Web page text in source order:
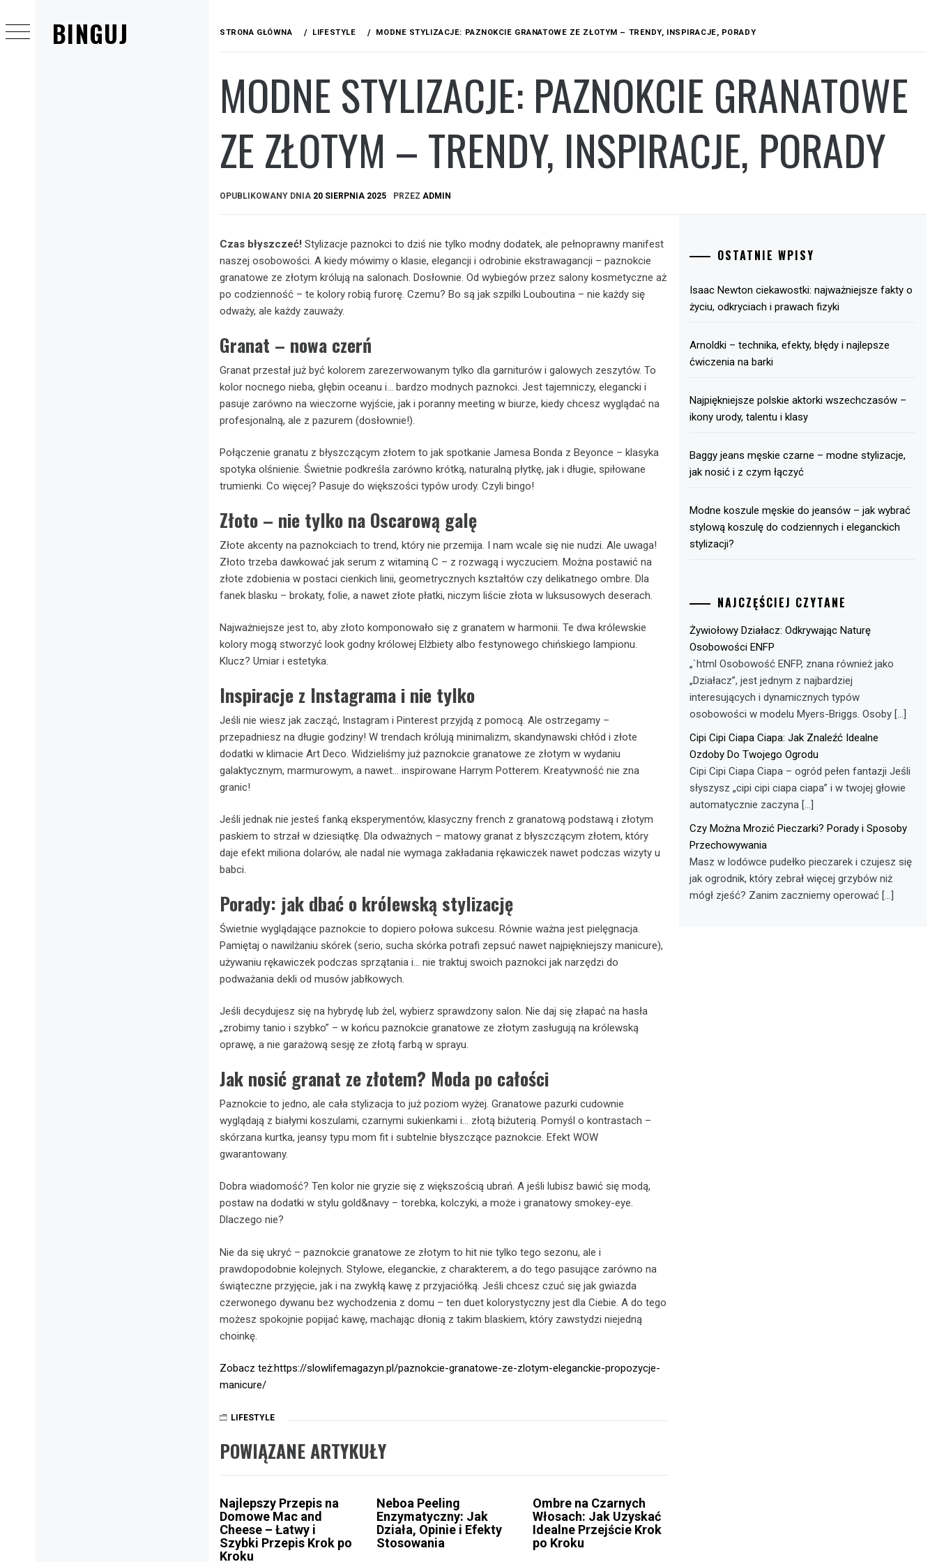
BINGUJ
do
treści
STRONA GŁÓWNA LIFESTYLE MODNE STYLIZACJE: PAZNOKCIE GRANATOWE ZE ZŁOTYM – TRENDY, INSPIRACJE, PORADY
MODNE STYLIZACJE: PAZNOKCIE GRANATOWE
ZE ZŁOTYM – TRENDY, INSPIRACJE, PORADY
OPUBLIKOWANY DNIA 20 SIERPNIA 2025 PRZEZ ADMIN
Czas błyszczeć! Stylizacje paznokci to dziś nie tylko modny dodatek, ale pełnoprawny manifest
naszej osobowości. A kiedy mówimy o klasie, elegancji i odrobinie ekstrawagancji – paznokcie
granatowe ze złotym królują na salonach. Dosłownie. Od wybiegów przez salony kosmetyczne aż
po codzienność – te kolory robią furorę. Czemu? Bo są jak szpilki Louboutina – nie każdy się
odważy, ale każdy zauważy.
Granat – nowa czerń
Granat przestał już być kolorem zarezerwowanym tylko dla garniturów i galowych zeszytów. To
kolor nocnego nieba, głębin oceanu i… bardzo modnych paznokci. Jest tajemniczy, elegancki i
pasuje zarówno na wieczorne wyjście, jak i poranny meeting w biurze, kiedy chcesz wyglądać na
profesjonalną, ale z pazurem (dosłownie!).
Połączenie granatu z błyszczącym złotem to jak spotkanie Jamesa Bonda z Beyonce – klasyka
spotyka olśnienie. Świetnie podkreśla zarówno krótką, naturalną płytkę, jak i długie, spiłowane
trumienki. Co więcej? Pasuje do większości typów urody. Czyli bingo!
Złoto – nie tylko na Oscarową galę
Złote akcenty na paznokciach to trend, który nie przemija. I nam wcale się nie nudzi. Ale uwaga!
Złoto trzeba dawkować jak serum z witaminą C – z rozwagą i wyczuciem. Można postawić na
złote zdobienia w postaci cienkich linii, geometrycznych kształtów czy delikatnego ombre. Dla
fanek blasku – brokaty, folie, a nawet złote płatki, niczym liście złota w luksusowych deserach.
Najważniejsze jest to, aby złoto komponowało się z granatem w harmonii. Te dwa królewskie
kolory mogą stworzyć look godny królowej Elżbiety albo festynowego chińskiego lampionu.
Klucz? Umiar i estetyka.
Inspiracje z Instagrama i nie tylko
Jeśli nie wiesz jak zacząć, Instagram i Pinterest przyjdą z pomocą. Ale ostrzegamy –
przepadniesz na długie godziny! W trendach królują minimalizm, skandynawski chłód i złote
dodatki w klimacie Art Deco. Widzieliśmy już paznokcie granatowe ze złotym w wydaniu
galaktycznym, marmurowym, a nawet… inspirowane Harrym Potterem. Kreatywność nie zna
granic!
Jeśli jednak nie jesteś fanką eksperymentów, klasyczny french z granatową podstawą i złotym
paskiem to strzał w dziesiątkę. Dla odważnych – matowy granat z błyszczącym złotem, który
daje efekt miliona dolarów, ale nadal nie wymaga zakładania rękawiczek nawet podczas wizyty u
babci.
Porady: jak dbać o królewską stylizację
Świetnie wyglądające paznokcie to dopiero połowa sukcesu. Równie ważna jest pielęgnacja.
Pamiętaj o nawilżaniu skórek (serio, sucha skórka potrafi zepsuć nawet najpiękniejszy manicure),
używaniu rękawiczek podczas sprzątania i… nie traktuj swoich paznokci jak narzędzi do
podważania dekli od musów jabłkowych.
Jeśli decydujesz się na hybrydę lub żel, wybierz sprawdzony salon. Nie daj się złapać na hasła
„zrobimy tanio i szybko” – w końcu paznokcie granatowe ze złotym zasługują na królewską
oprawę, a nie garażową sesję ze złotą farbą w sprayu.
Jak nosić granat ze złotem? Moda po całości
Paznokcie to jedno, ale cała stylizacja to już poziom wyżej. Granatowe pazurki cudownie
wyglądają z białymi koszulami, czarnymi sukienkami i… złotą biżuterią. Pomyśl o kontrastach –
skórzana kurtka, jeansy typu mom fit i subtelnie błyszczące paznokcie. Efekt WOW
gwarantowany.
Dobra wiadomość? Ten kolor nie gryzie się z większością ubrań. A jeśli lubisz bawić się modą,
postaw na dodatki w stylu gold&navy – torebka, kolczyki, a może i granatowy smokey-eye.
Dlaczego nie?
Nie da się ukryć – paznokcie granatowe ze złotym to hit nie tylko tego sezonu, ale i
prawdopodobnie kolejnych. Stylowe, eleganckie, z charakterem, a do tego pasujące zarówno na
świąteczne przyjęcie, jak i na zwykłą kawę z przyjaciółką. Jeśli chcesz czuć się jak gwiazda
czerwonego dywanu bez wychodzenia z domu – ten duet kolorystyczny jest dla Ciebie. A do tego
możesz spokojnie popijać kawę, machając dłonią z takim blaskiem, który zawstydzi niejedną
choinkę.
Zobacz też:https://slowlifemagazyn.pl/paznokcie-granatowe-ze-zlotym-eleganckie-propozycje-
manicure/
LIFESTYLE
POWIĄZANE ARTYKUŁY
Najlepszy Przepis na
Domowe Mac and
Cheese – Łatwy i
Szybki Przepis Krok po
Kroku
Neboa Peeling
Enzymatyczny: Jak
Działa, Opinie i Efekty
Stosowania
Ombre na Czarnych
Włosach: Jak Uzyskać
Idealne Przejście Krok
po Kroku
OSTATNIE WPISY
Isaac Newton ciekawostki: najważniejsze fakty o
życiu, odkryciach i prawach fizyki
Arnoldki – technika, efekty, błędy i najlepsze
ćwiczenia na barki
Najpiękniejsze polskie aktorki wszechczasów –
ikony urody, talentu i klasy
Baggy jeans męskie czarne – modne stylizacje,
jak nosić i z czym łączyć
Modne koszule męskie do jeansów – jak wybrać
stylową koszulę do codziennych i eleganckich
stylizacji?
NAJCZĘŚCIEJ CZYTANE
Żywiołowy Działacz: Odkrywając Naturę
Osobowości ENFP
„`html Osobowość ENFP, znana również jako
„Działacz”, jest jednym z najbardziej
interesujących i dynamicznych typów
osobowości w modelu Myers-Briggs. Osoby […]
Cipi Cipi Ciapa Ciapa: Jak Znaleźć Idealne
Ozdoby Do Twojego Ogrodu
Cipi Cipi Ciapa Ciapa – ogród pełen fantazji Jeśli
słyszysz „cipi cipi ciapa ciapa” i w twojej głowie
automatycznie zaczyna […]
Czy Można Mrozić Pieczarki? Porady i Sposoby
Przechowywania
Masz w lodówce pudełko pieczarek i czujesz się
jak ogrodnik, który zebrał więcej grzybów niż
mógł zjeść? Zanim zaczniemy operować […]